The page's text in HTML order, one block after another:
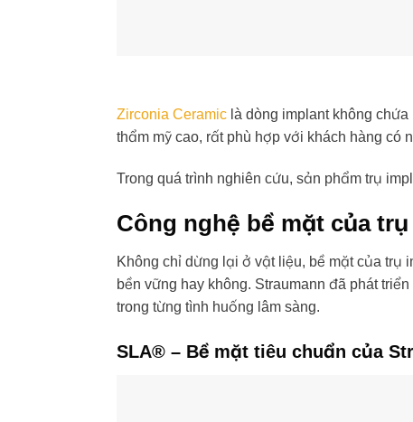
Zirconia Ceramiclà dòng implant không chứa
thẩm mỹ cao, rất phù hợp với khách hàng
Trong quá trình nghiên cứu, sản phẩm trụ
Công nghệ bề mặt của
Không chỉ dừng lại ở vật liệu, bề mặt của trụ
bền vững hay không. Straumann đã phát
trong từng tình huống lâm sàng.
SLA® – Bề mặt tiêu chuẩn của